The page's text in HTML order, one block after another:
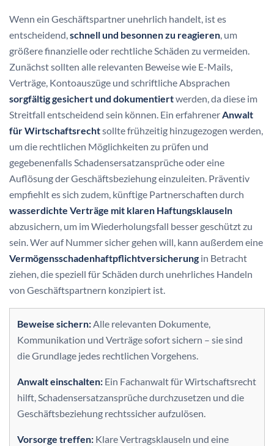
Wenn ein Geschäftspartner unehrlich handelt, ist es
entscheidend,schnell und besonnen zu reagieren, um
größere finanzielle oder rechtliche Schäden zu vermeiden.
Zunächst sollten alle relevanten Beweise wie E-Mails,
Verträge, Kontoauszüge und schriftliche Absprachen
sorgfältig gesichert und dokumentiertwerden, da diese im
Streitfall entscheidend sein können. Ein erfahrenerAnwalt
für Wirtschaftsrechtsollte frühzeitig hinzugezogen werden,
um die rechtlichen Möglichkeiten zu prüfen und
gegebenenfalls Schadensersatzansprüche oder eine
Auflösung der Geschäftsbeziehung einzuleiten. Präventiv
empfiehlt es sich zudem, künftige Partnerschaften durch
wasserdichte Verträge mit klaren Haftungsklauseln
abzusichern, um im Wiederholungsfall besser geschützt zu
sein. Wer auf Nummer sicher gehen will, kann außerdem eine
Vermögensschadenhaftpflichtversicherung in Betracht
ziehen, die speziell für Schäden durch unehrliches Handeln
von Geschäftspartnern konzipiert ist.
Beweise sichern:Alle relevanten Dokumente,
Kommunikation und Verträge sofort sichern – sie sind
die Grundlage jedes rechtlichen Vorgehens.
Anwalt einschalten: Ein Fachanwalt für Wirtschaftsrecht
hilft, Schadensersatzansprüche durchzusetzen und die
Geschäftsbeziehung rechtssicher aufzulösen.
Vorsorge treffen: Klare Vertragsklauseln und eine